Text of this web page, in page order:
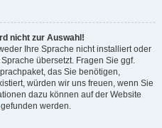
nicht zur Auswahl!
Ihre Sprache nicht installiert oder
übersetzt. Fragen Sie ggf.
das Sie benötigen,
würden wir uns freuen, wenn Sie
dazu können auf der Website
gefunden werden.